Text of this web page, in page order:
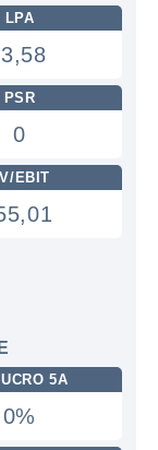
LPA
PSR
0
EBIT
5A
0%